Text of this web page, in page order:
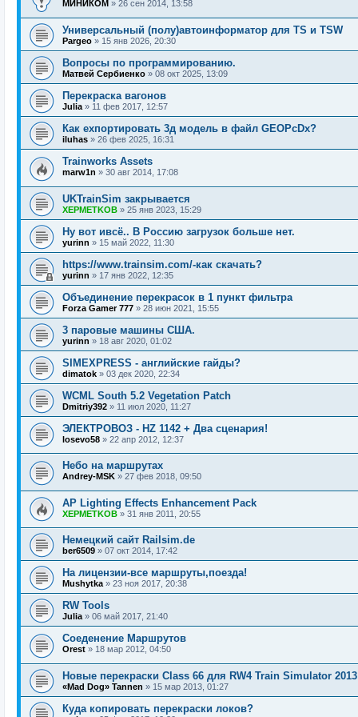
МИНИКОМ » 26 сен 2014, 13:58
Универсальный (полу)автоинформатор для TS и TSW
Pargeo » 15 янв 2026, 20:30
Вопросы по программированию.
Матвей Сербиенко » 08 окт 2025, 13:09
Перекраска вагонов
Julia » 11 фев 2017, 12:57
Как ехпортировать 3д модель в файл GEOPcDx?
iluhas » 26 фев 2025, 16:31
Trainworks Assets
marw1n » 30 авг 2014, 17:08
UKTrainSim закрывается
XEPMETKOB » 25 янв 2023, 15:29
Ну вот ивсё.. В Россию загрузок больше нет.
yurinn » 15 май 2022, 11:30
https://www.trainsim.com/-как скачать?
yurinn » 17 янв 2022, 12:35
Объединение перекрасок в 1 пункт фильтра
Forza Gamer 777 » 28 июн 2021, 15:55
3 паровые машины США.
yurinn » 18 авг 2020, 01:02
SIMEXPRESS - английские гайды?
dimatok » 03 дек 2020, 22:34
WCML South 5.2 Vegetation Patch
Dmitriy392 » 11 июл 2020, 11:27
ЭЛЕКТРОВОЗ - HZ 1142 + Два сценария!
losevo58 » 22 апр 2012, 12:37
Небо на маршрутах
Andrey-MSK » 27 фев 2018, 09:50
AP Lighting Effects Enhancement Pack
XEPMETKOB » 31 янв 2011, 20:55
Немецкий сайт Railsim.de
ber6509 » 07 окт 2014, 17:42
На лицензии-все маршруты,поезда!
Mushytka» 23 ноя 2017, 20:38
RW Tools
Julia» 06 май 2017, 21:40
Соеденение Маршрутов
Orest » 18 мар 2012, 04:50
Новые перекраски Class 66 для RW4 Train Simulator 2013
«Mad Dog» Tannen » 15 мар 2013, 01:27
Куда копировать перекраски локов?